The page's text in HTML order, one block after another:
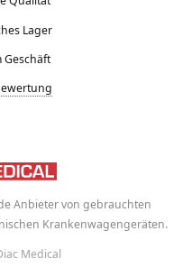
Lager
Geschäft
Anbieter von gebrauchten
Krankenwagengeräten.
Medical